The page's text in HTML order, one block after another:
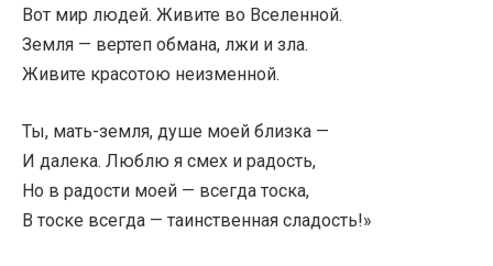
Вот мир людей. Живите во Вселенной.
Земля — вертеп обмана, лжи и зла.
Живите красотою неизменной.
Ты, мать-земля, душе моей близка —
И далека. Люблю я смех и радость,
Но в радости моей — всегда тоска,
В тоске всегда — таинственная сладость!»